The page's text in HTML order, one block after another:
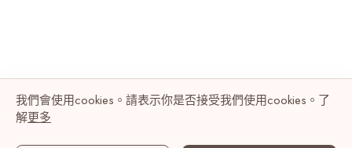
我們會使用cookies。請表示你是否接受我們使用cookies。了
解更多